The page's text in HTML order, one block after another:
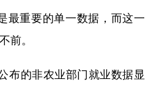
青海 宁夏
重要的单一数据，而这一
前。
的非农业部门就业数据显